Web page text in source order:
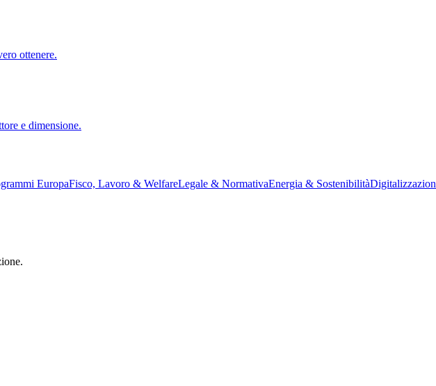
ottenere.
e dimensione.
EuropaFisco, Lavoro & WelfareLegale & NormativaEnergia & Sostenibilità